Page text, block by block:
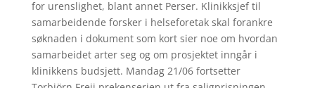
for urenslighet, blant annet Perser. Klinikksjef til
samarbeidende forsker i helseforetak skal forankre
søknaden i dokument som kort sier noe om hvordan
samarbeidet arter seg og om prosjektet inngår i
klinikkens budsjett. Mandag 21/06 fortsetter